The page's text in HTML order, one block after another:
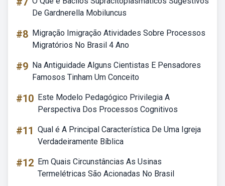
De Gardnerella Mobiluncus
#8 Migração Imigração Atividades Sobre Processos
Migratórios No Brasil 4 Ano
#9 Na Antiguidade Alguns Cientistas E Pensadores
Famosos Tinham Um Conceito
#10 Este Modelo Pedagógico Privilegia A
Perspectiva Dos Processos Cognitivos
#11 Qual é A Principal Característica De Uma Igreja
Verdadeiramente Bíblica
#12 Em Quais Circunstâncias As Usinas
Termelétricas São Acionadas No Brasil